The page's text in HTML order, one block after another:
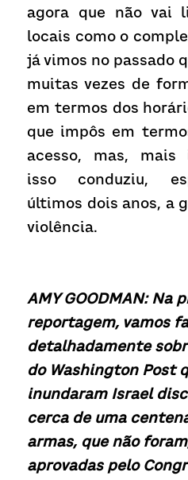
agora que não vai
locais como o
já vimos no passado
muitas vezes de
em termos dos
que impôs em
acesso, mas, mais
isso conduziu,
últimos dois anos, a
violência.
AMY GOODMAN: Na
reportagem, vamos
detalhadamente
do Washington Post
inundaram Israel
cerca de uma
armas, que não
aprovadas pelo